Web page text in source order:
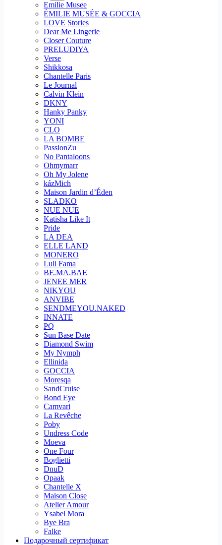
Emilie Musee
ÉMILIE MUSÉE & GOCCIA
LOVE Stories
Dear Me Lingerie
Closer Couture
PRELUDIYA
Verse
Shikkosa
Chantelle Paris
Le Journal
Calvin Klein
DKNY
Hanky Panky
YONI
CLO
LA BOMBE
PassionZu
No Pantaloons
Ohmymarr
Oh My Jolene
kázMich
Maison Jardin d’Éden
SLADKO
NUE NUE
Katisha Like It
Pride
LA DEA
ELLE LAND
MONERO
Luli Fama
BE.MA.BAE
JENEE MER
NIKYOU
ANVIBE
SENDMEYOU.NAKED
INNATE
PQ
Sun Base Date
Diamond Swim
My Nymph
Ellinida
GOCCIA
Moresqa
SandCruise
Bond Eye
Camvari
La Revêche
Poby
Undress Code
Moeva
One Four
Boglietti
DnuD
Opaak
Chantelle X
Maison Close
Atelier Amour
Ysabel Mora
Bye Bra
Falke
Подарочный сертификат